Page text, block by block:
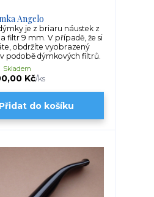
Angelo
je z briaru náustek z
filtr 9 mm. V případě, že si
obdržíte vyobrazený
podobě dýmkových filtrů.
Kč/ks
Skladem
Přidat do košíku